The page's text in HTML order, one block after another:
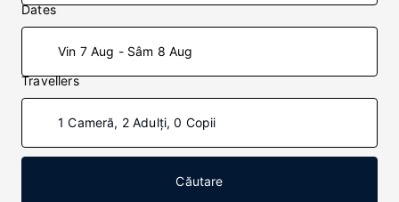
Dates
Vin 7 Aug - Sâm 8 Aug
Travellers
1 Cameră, 2 Adulți, 0 Copii
Căutare